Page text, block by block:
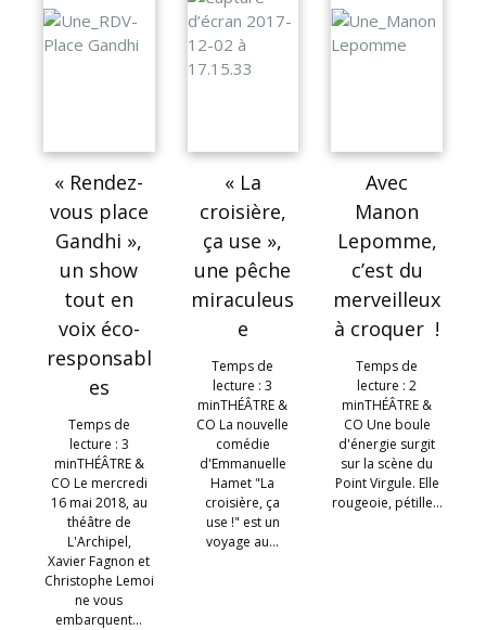
« Rendez-
vous place
Gandhi »,
un show
tout en
voix éco-
responsabl
es
Temps de
lecture : 3
minTHÉÂTRE &
CO Le mercredi
16 mai 2018, au
théâtre de
L'Archipel,
Xavier Fagnon et
Christophe Lemoi
ne vous
embarquent…
« La
croisière,
ça use »,
une pêche
miraculeus
e
Temps de
lecture : 3
minTHÉÂTRE &
CO La nouvelle
comédie
d'Emmanuelle
Hamet "La
croisière, ça
use !" est un
voyage au…
Avec
Manon
Lepomme,
c’est du
merveilleux
à croquer !
Temps de
lecture : 2
minTHÉÂTRE &
CO Une boule
d'énergie surgit
sur la scène du
Point Virgule. Elle
rougeoie, pétille…